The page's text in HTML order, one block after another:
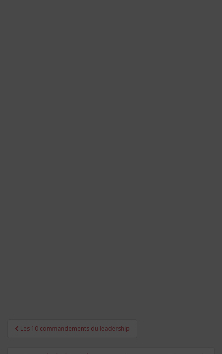
Navigation
l’article
Les 10 commandements du leadership